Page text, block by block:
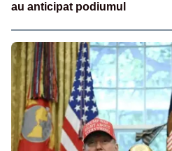
au anticipat podiumul